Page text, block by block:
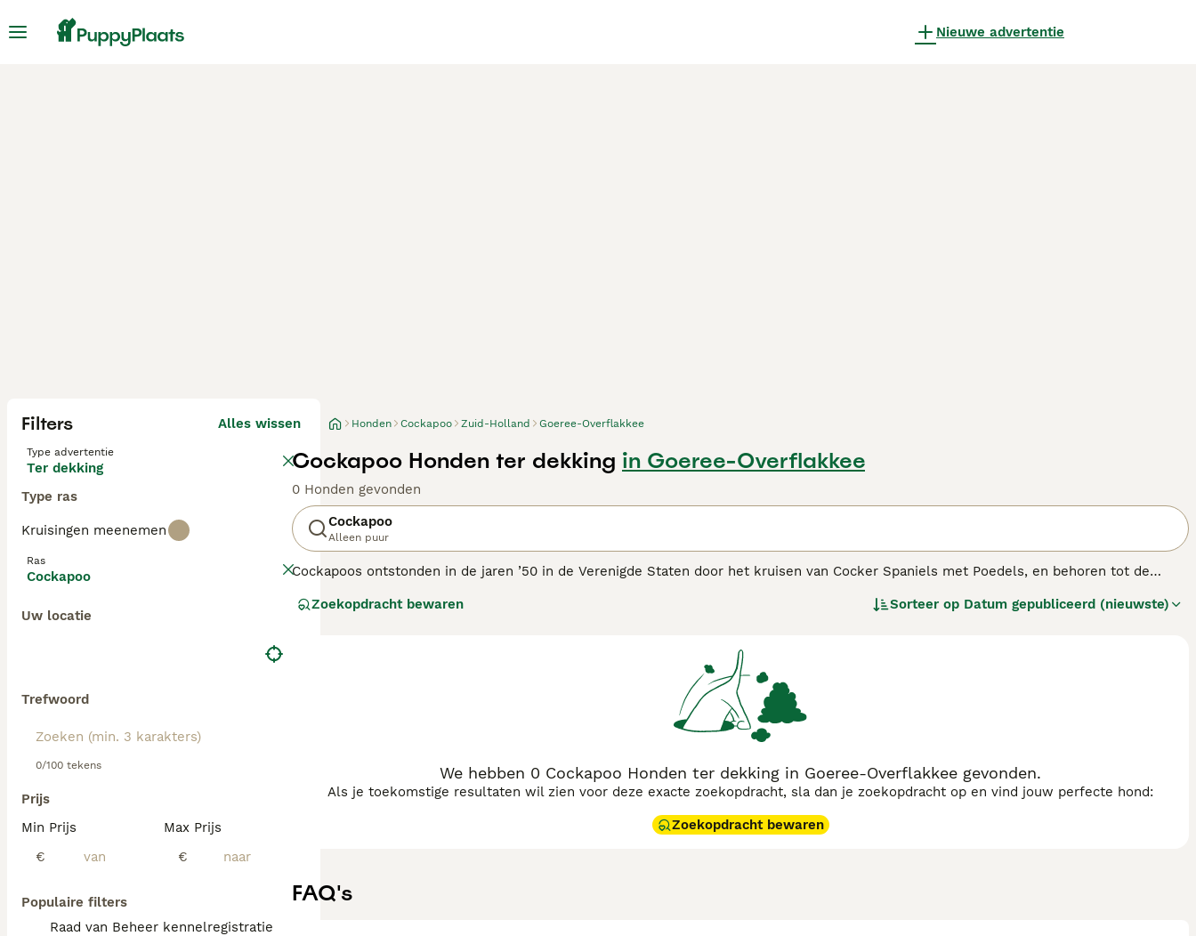
Nieuwe advertentie
Filters Alles wissen
Type advertentie
Ter dekking
Type ras
Kruisingen meenemen
Ras
Cockapoo
Uw locatie
Trefwoord
0/100 tekens
Prijs
Min Prijs
€
Max Prijs
€
Populaire filters
Raad van Beheer kennelregistratie
Honden Cockapoo Zuid-Holland Goeree-Overflakkee
Cockapoo Honden ter dekking in Goeree-Overflakkee
0 Honden gevonden
Cockapoo
Alleen puur
Cockapoos ontstonden in de jaren ’50 in de Verenigde Staten door het kruisen van Cocker Spaniels met Poedels, en behoren tot de
zijn geworden, ook in Nederland. Cockapoos staan bekend als loyale, energieke en aanhankelijke gezinshonden die graag deel uitmaken
verschillen in genetische opbouw en voorspelbaarheid van het vachttype.
F1bCockapoos — vaak rond de 75% Poedel — meestal meer lage-
verharende, krullende vachten hebben. Latere generaties zoalsF2 F3 enF4, gefokt uit twee Cockapoos, bieden vaak meer consistentie
familiehonden die genieten van wandelingen, spel en veel interactie met hun gezin.
Zoekopdracht bewaren Sorteer op Datum gepubliceerd (nieuwste)
We hebben 0 Cockapoo Honden ter dekking in Goeree-Overflakkee gevonden.
Als je toekomstige resultaten wil zien voor deze exacte zoekopdracht, sla dan je zoekopdracht op en vind jouw perfecte hond:
Zoekopdracht bewaren
FAQ's